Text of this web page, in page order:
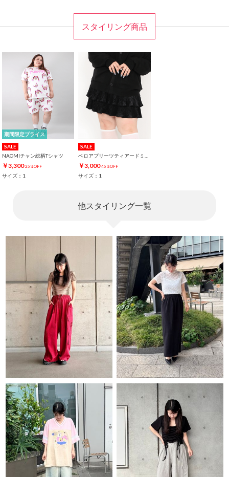
スタイリング商品
期間限定プライス
SALE
NAOMIチャン総柄Tシャツ
￥3,300 25%OFF
サイズ：1
SALE
￥3,000 45%OFF
サイズ：1
他スタイリング一覧